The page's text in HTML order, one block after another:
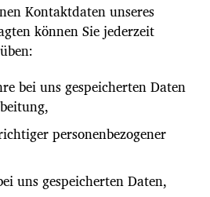
Kontaktdaten unseres
können Sie jederzeit
bei uns gespeicherten Daten
personenbezogener
uns gespeicherten Daten,